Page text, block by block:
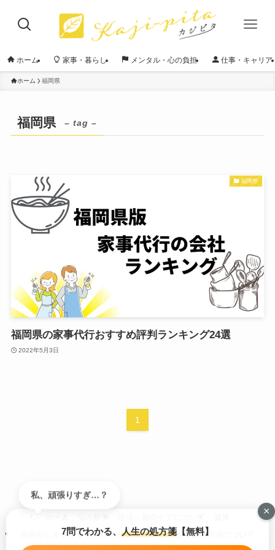
ホーム 家事・暮らし メンタル・心の負担 仕事・キャリア
ホーム 福岡県
福岡県 – tag –
福岡県
福岡県の家事代行おすすめ評判ランキング24選
2022年5月3日
1
自分らしく生きる
問い合わせ/広告掲載依頼
特定商法について
×
私、頑張りすぎ…？
7問でわかる、 人生の処方箋 【無料】